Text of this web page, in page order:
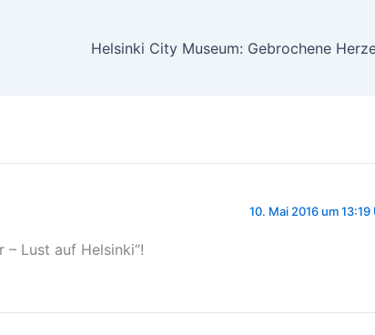
Helsinki City Museum: Gebrochene
10. Mai 2016 um 13:19
Lust auf Helsinki“!